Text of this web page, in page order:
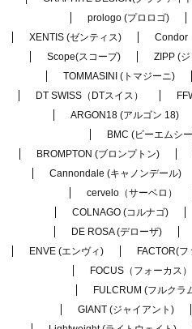
prologo (プロロゴ)
XENTIS (ゼンティス)
Condor
Scope(スコープ)
ZIPP (
TOMMASINI (トマジーニ)
DT SWISS（DTスイス）
ARGON18 (アルゴン 18)
BMC (ビーエムシ
BROMPTON (ブロンプトン)
Cannondale (キャノンデール)
cervelo（サーベロ）
COLNAGO (コルナゴ)
DE ROSA (デローザ)
ENVE (エンヴィ)
FACTOR(
FOCUS（フォーカス）
FULCRUM (フルクラ
GIANT (ジャイアント)